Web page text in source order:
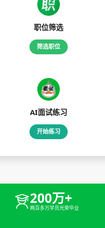
职位筛选
筛选职位
AI面试练习
开始练习
200万+
两百多万学员光荣毕业